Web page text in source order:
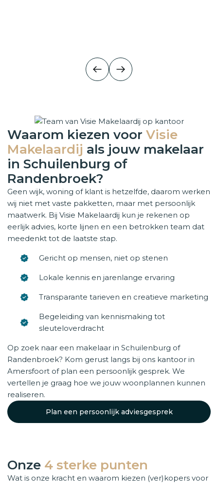
Waarom kiezen voor Visie
Makelaardij als jouw makelaar
in Schuilenburg of
Randenbroek?
Geen wijk, woning of klant is hetzelfde, daarom werken
wij niet met vaste pakketten, maar met persoonlijk
maatwerk. Bij Visie Makelaardij kun je rekenen op
eerlijk advies, korte lijnen en een betrokken team dat
meedenkt tot de laatste stap.
Gericht op mensen, niet op stenen
Lokale kennis en jarenlange ervaring
Transparante tarieven en creatieve marketing
Begeleiding van kennismaking tot
sleuteloverdracht
Op zoek naar een makelaar in Schuilenburg of
Randenbroek? Kom gerust langs bij ons kantoor in
Amersfoort of plan een persoonlijk gesprek. We
vertellen je graag hoe we jouw woonplannen kunnen
realiseren.
Plan een persoonlijk adviesgesprek
Onze 4 sterke punten
Wat is onze kracht en waarom kiezen (ver)kopers voor